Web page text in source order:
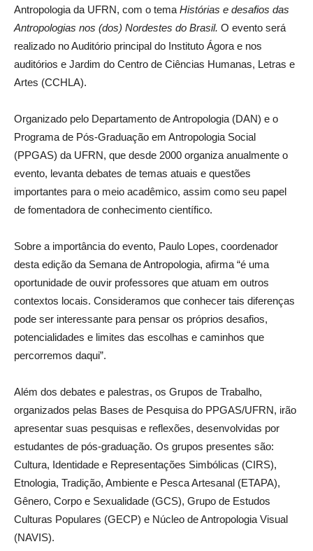
Antropologia da UFRN, com o tema Histórias e desafios das
Antropologias nos (dos) Nordestes do Brasil. O evento será
realizado no Auditório principal do Instituto Ágora e nos
auditórios e Jardim do Centro de Ciências Humanas, Letras e
Artes (CCHLA).
Organizado pelo Departamento de Antropologia (DAN) e o
Programa de Pós-Graduação em Antropologia Social
(PPGAS) da UFRN, que desde 2000 organiza anualmente o
evento, levanta debates de temas atuais e questões
importantes para o meio acadêmico, assim como seu papel
de fomentadora de conhecimento científico.
Sobre a importância do evento, Paulo Lopes, coordenador
desta edição da Semana de Antropologia, afirma “é uma
oportunidade de ouvir professores que atuam em outros
contextos locais. Consideramos que conhecer tais diferenças
pode ser interessante para pensar os próprios desafios,
potencialidades e limites das escolhas e caminhos que
percorremos daqui”.
Além dos debates e palestras, os Grupos de Trabalho,
organizados pelas Bases de Pesquisa do PPGAS/UFRN, irão
apresentar suas pesquisas e reflexões, desenvolvidas por
estudantes de pós-graduação. Os grupos presentes são:
Cultura, Identidade e Representações Simbólicas (CIRS),
Etnologia, Tradição, Ambiente e Pesca Artesanal (ETAPA),
Gênero, Corpo e Sexualidade (GCS), Grupo de Estudos
Culturas Populares (GECP) e Núcleo de Antropologia Visual
(NAVIS).